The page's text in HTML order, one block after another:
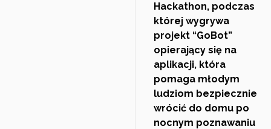
Hackathon, podczas
której wygrywa
projekt “GoBot”
opierający się na
aplikacji, która
pomaga młodym
ludziom bezpiecznie
wrócić do domu po
nocnym poznawaniu